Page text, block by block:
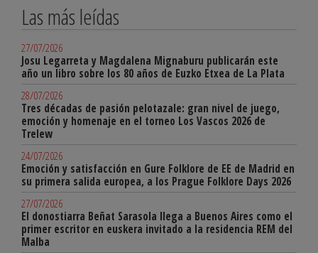
Las más leídas
27/07/2026
Josu Legarreta y Magdalena Mignaburu publicarán este
año un libro sobre los 80 años de Euzko Etxea de La Plata
28/07/2026
Tres décadas de pasión pelotazale: gran nivel de juego,
emoción y homenaje en el torneo Los Vascos 2026 de
Trelew
24/07/2026
Emoción y satisfacción en Gure Folklore de EE de Madrid en
su primera salida europea, a los Prague Folklore Days 2026
27/07/2026
El donostiarra Beñat Sarasola llega a Buenos Aires como el
primer escritor en euskera invitado a la residencia REM del
Malba